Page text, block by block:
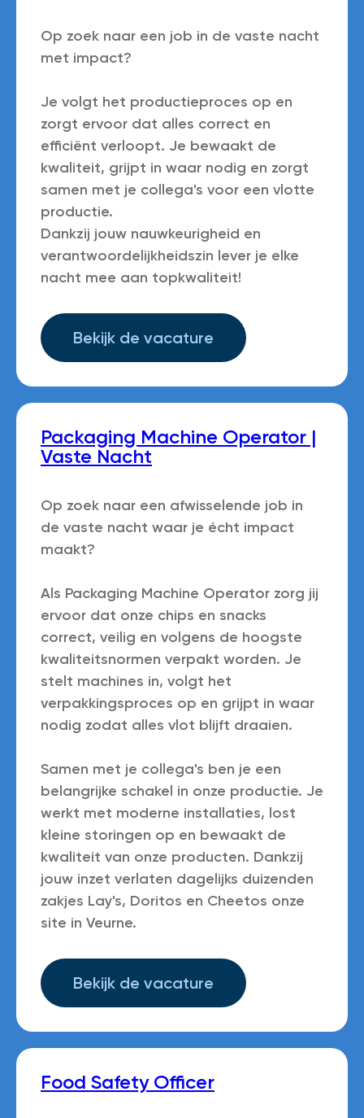
Op zoek naar een job in de vaste nacht
met impact?
Je volgt het productieproces op en
zorgt ervoor dat alles correct en
efficiënt verloopt. Je bewaakt de
kwaliteit, grijpt in waar nodig en zorgt
samen met je collega's voor een vlotte
productie.
Dankzij jouw nauwkeurigheid en
verantwoordelijkheidszin lever je elke
nacht mee aan topkwaliteit!
Bekijk de vacature
Packaging Machine Operator |
Vaste Nacht
Op zoek naar een afwisselende job in
de vaste nacht waar je écht impact
maakt?
Als Packaging Machine Operator zorg jij
ervoor dat onze chips en snacks
correct, veilig en volgens de hoogste
kwaliteitsnormen verpakt worden. Je
stelt machines in, volgt het
verpakkingsproces op en grijpt in waar
nodig zodat alles vlot blijft draaien.
Samen met je collega's ben je een
belangrijke schakel in onze productie. Je
werkt met moderne installaties, lost
kleine storingen op en bewaakt de
kwaliteit van onze producten. Dankzij
jouw inzet verlaten dagelijks duizenden
zakjes Lay's, Doritos en Cheetos onze
site in Veurne.
Bekijk de vacature
Food Safety Officer